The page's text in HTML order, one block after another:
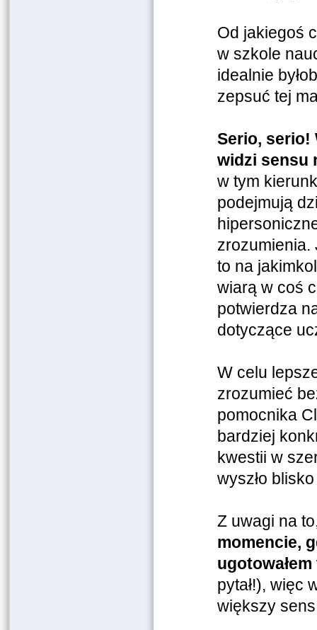
Od jakiegoś
w szkole
idealnie
zepsuć tej
Serio, serio!
widzi sensu
w tym
podejmują
zrozumienia.
to na
wiarą w coś
potwierdza
dotyczące
W celu
zrozumieć
pomocnika
bardziej
kwestii w
wyszło
Z uwagi na
momencie,
pytał!), więc
większy